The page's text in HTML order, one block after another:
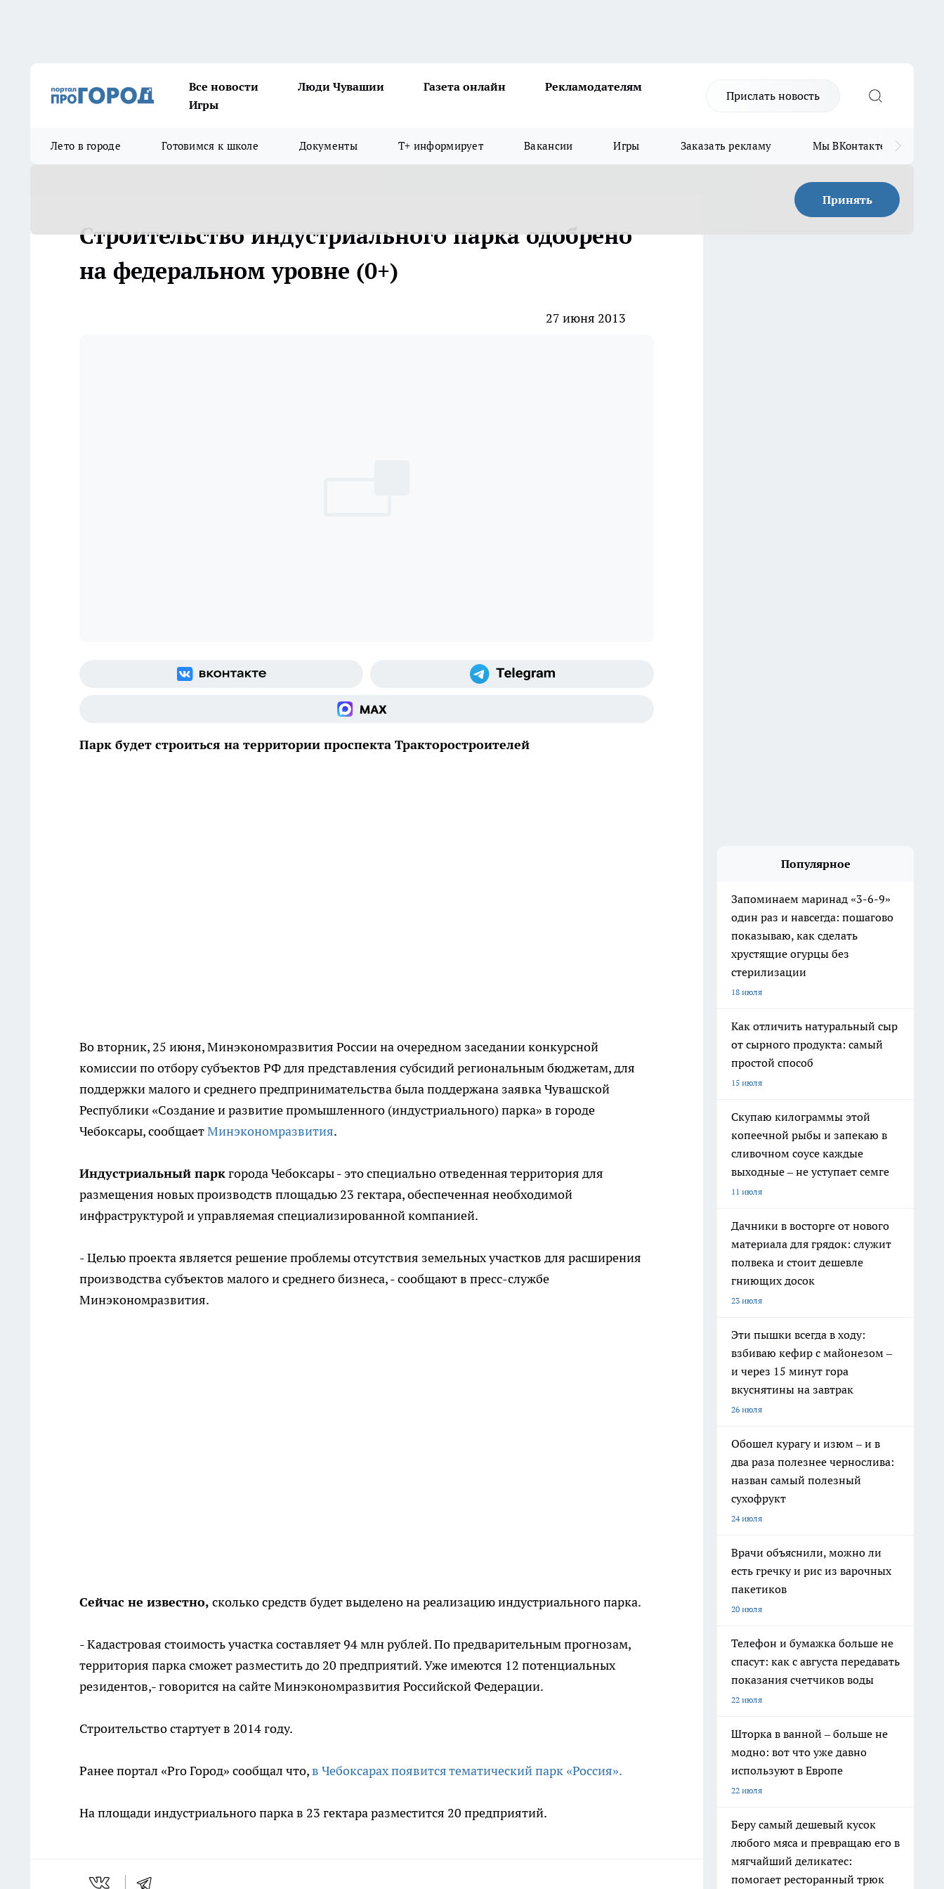
Все новости Люди Чувашии Газета онлайн
Рекламодателям
Игры
Прислать новость
Лето в городе Готовимся к школе Документы Т+ информирует Вакансии Игры Заказать рекламу Мы ВКонтакте
Принять
Строительство индустриального парка одобрено
на федеральном уровне (0+)
27 июня 2013
Парк будет строиться на территории проспекта Тракторостроителей
Во вторник, 25 июня, Минэкономразвития России на очередном заседании конкурсной
комиссии по отбору субъектов РФ для представления субсидий региональным бюджетам, для
поддержки малого и среднего предпринимательства была поддержана заявка Чувашской
Республики «Создание и развитие промышленного (индустриального) парка» в городе
Чебоксары, сообщаетМинэкономразвития.
Индустриальный паркгорода Чебоксары - это специально отведенная территория для
размещения новых производств площадью 23 гектара, обеспеченная необходимой
инфраструктурой и управляемая специализированной компанией.
- Целью проекта является решение проблемы отсутствия земельных участков для расширения
производства субъектов малого и среднего бизнеса, - сообщают в пресс-службе
Минэкономразвития.
Сейчас не известно, сколько средств будет выделено на реализацию индустриального парка.
- Кадастровая стоимость участка составляет 94 млн рублей. По предварительным прогнозам,
территория парка сможет разместить до 20 предприятий. Уже имеются 12 потенциальных
резидентов,- говорится на сайте Минэкономразвития Российской Федерации.
Строительство стартует в 2014 году.
Ранее портал «Pro Город» сообщал что,в Чебоксарах появится тематический парк «Россия».
На площади индустриального парка в 23 гектара разместится 20 предприятий.
Популярное
Запоминаем маринад «3-6-9»
один раз и навсегда: пошагово
показываю, как сделать
хрустящие огурцы без
стерилизации
18 июля
Как отличить натуральный сыр
от сырного продукта: самый
простой способ
15 июля
Скупаю килограммы этой
копеечной рыбы и запекаю в
сливочном соусе каждые
выходные – не уступает семге
11 июля
Дачники в восторге от нового
материала для грядок: служит
полвека и стоит дешевле
гниющих досок
23 июля
Эти пышки всегда в ходу:
взбиваю кефир с майонезом –
и через 15 минут гора
вкуснятины на завтрак
26 июля
Обошел курагу и изюм – и в
два раза полезнее чернослива:
назван самый полезный
сухофрукт
24 июля
Врачи объяснили, можно ли
есть гречку и рис из варочных
пакетиков
20 июля
Телефон и бумажка больше не
спасут: как с августа передавать
показания счетчиков воды
22 июля
Шторка в ванной – больше не
модно: вот что уже давно
используют в Европе
22 июля
Беру самый дешевый кусок
любого мяса и превращаю его в
мягчайший деликатес:
помогает ресторанный трюк